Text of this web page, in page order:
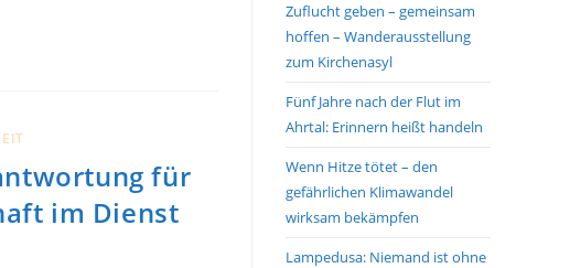
für
im Dienst
Zuflucht geben – gemeinsam
hoffen – Wanderausstellung
zum Kirchenasyl
Fünf Jahre nach der Flut im
Ahrtal: Erinnern heißt handeln
Wenn Hitze tötet – den
gefährlichen Klimawandel
wirksam bekämpfen
Lampedusa: Niemand ist ohne